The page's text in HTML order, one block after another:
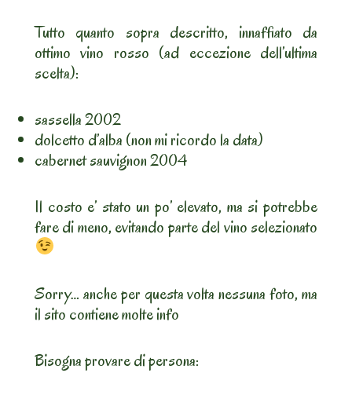
Tutto quanto sopra descritto, innaffiato da
ottimo vino rosso (ad eccezione dell’ultima
scelta):
sassella 2002
dolcetto d’alba (non mi ricordo la data)
cabernet sauvignon 2004
Il costo e’ stato un po’ elevato, ma si potrebbe
fare di meno, evitando parte del vino selezionato
Sorry… anche per questa volta nessuna foto, ma
il sito contiene molte info
Bisogna provare di persona: